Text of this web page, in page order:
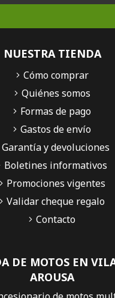
DE MOTOS EN
AROUSA
NUESTRA TIENDA
Cómo comprar
Quiénes somos
Formas de pago
Gastos de envío
Garantía y devoluciones
Boletines informativos
Promociones vigentes
Validar cheque regalo
Contacto